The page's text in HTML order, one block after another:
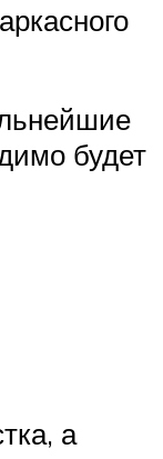
будет
а